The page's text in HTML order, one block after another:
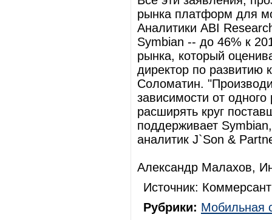
рынка платформ для
Аналитики ABI
Symbian -- до 46% к
рынка, который
директор по развитию
Соломатин.
зависимости от
расширять круг
поддерживает
аналитик J`Son &
Александр Малахов,
Источник:
Рубрики: Мобильная